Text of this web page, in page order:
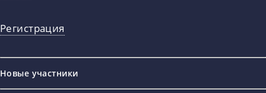
Регистрация
Новые участники